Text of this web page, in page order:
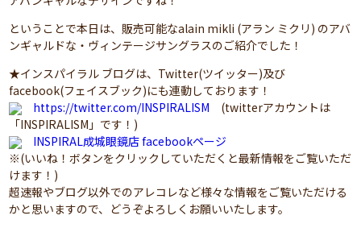
ということで本日は、販売可能なalain mikli (アラン ミクリ) のアバ
ンギャルドな・ヴィンテージサングラスのご紹介でした！
★インスパイラル ブログは、Twitter(ツイッター)及び
facebook(フェイスブック)にも連動しております！
https://twitter.com/INSPIRALISM (twitterアカウントは
「INSPIRALISM」です！)
INSPIRAL成城眼鏡店 facebookページ
※(いいね！ボタンをクリックしていただくと最新情報をご覧いただ
けます！)
超速報やブログ以外でのアレコレなど様々な情報をご覧いただける
かと思いますので、どうぞよろしくお願いいたします。